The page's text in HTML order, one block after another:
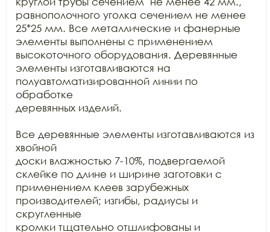
равнополочного уголка сечением не менее
25*25 мм. Все металлические и фанерные
элементы выполнены с применением
высокоточного оборудования. Деревянные
элементы изготавливаются на
полуавтоматизированной линии по
обработке
деревянных изделий.
Все деревянные элементы изготавливаются из
хвойной
доски влажностью 7-10%, подвергаемой
склейке по длине и ширине заготовки с
применением клеев зарубежных
производителей; изгибы, радиусы и
скругленные
кромки тщательно отшлифованы и